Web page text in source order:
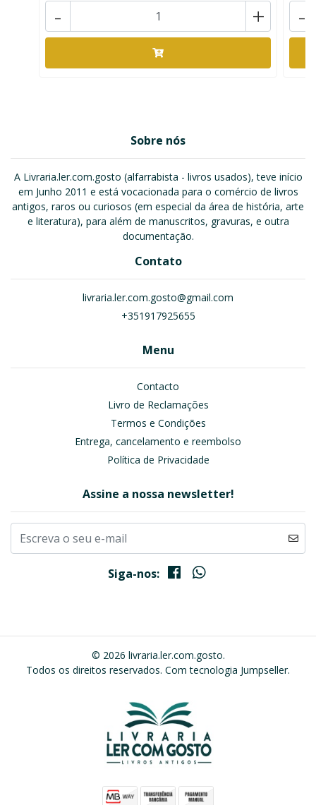
+
- -
Sobre nós
A Livraria.ler.com.gosto (alfarrabista - livros usados), teve início
em Junho 2011 e está vocacionada para o comércio de livros
antigos, raros ou curiosos (em especial da área de história, arte
e literatura), para além de manuscritos, gravuras, e outra
documentação.
Contato
livraria.ler.com.gosto@gmail.com
+351917925655
Menu
Contacto
Livro de Reclamações
Termos e Condições
Entrega, cancelamento e reembolso
Política de Privacidade
Assine a nossa newsletter!
Siga-nos:
© 2026 livraria.ler.com.gosto.
Todos os direitos reservados. Com tecnologia Jumpseller.